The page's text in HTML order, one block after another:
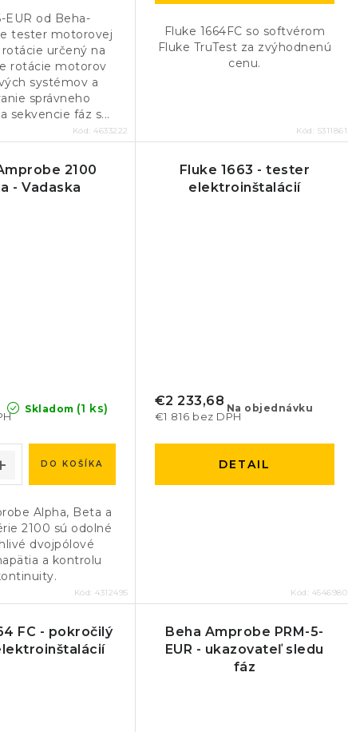
o
v
EUR od Beha-
tester motorovej
určený na
rotácie motorov
systémov a
správneho
sekvencie fáz s...
Kód:4633222
Fluke 1664FC so softvérom
Fluke TruTest za zvýhodnenú
cenu.
Kód: 5311861
2100
- Vadaska
Skladom (1 ks)
DO KOŠÍKA
Alpha, Beta a
2100 sú odolné
dvojpólové
a kontrolu
Kód:4312495
Fluke 1663 - tester
elektroinštalácií
Na objednávku
€1 816 bez DPH
€2 233,68
DETAIL
Kód: 4546980
FC - pokročilý
Beha Amprobe PRM-5-
EUR - ukazovateľ sledu
fáz